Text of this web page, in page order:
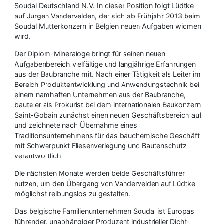
Soudal Deutschland N.V. In dieser Position folgt Lüdtke
auf Jurgen Vandervelden, der sich ab Frühjahr 2013 beim
Soudal Mutterkonzern in Belgien neuen Aufgaben widmen
wird.
Der Diplom-Mineraloge bringt für seinen neuen
Aufgabenbereich vielfältige und langjährige Erfahrungen
aus der Baubranche mit. Nach einer Tätigkeit als Leiter im
Bereich Produktentwicklung und Anwendungstechnik bei
einem namhaften Unternehmen aus der Baubranche,
baute er als Prokurist bei dem internationalen Baukonzern
Saint-Gobain zunächst einen neuen Geschäftsbereich auf
und zeichnete nach Übernahme eines
Traditionsunternehmens für das bauchemische Geschäft
mit Schwerpunkt Fliesenverlegung und Bautenschutz
verantwortlich.
Die nächsten Monate werden beide Geschäftsführer
nutzen, um den Übergang von Vandervelden auf Lüdtke
möglichst reibungslos zu gestalten.
Das belgische Familienunternehmen Soudal ist Europas
führender, unabhängiger Produzent industrieller Dicht-